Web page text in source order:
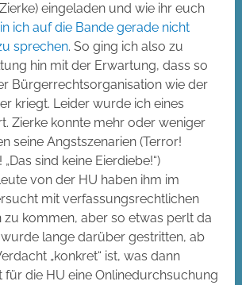
eingeladen und wie ihr euch
ich auf die Bande gerade nicht
sprechen. So ging ich also zu
hin mit der Erwartung, dass so
Bürgerrechtsorganisation wie der
kriegt. Leider wurde ich eines
Zierke konnte mehr oder weniger
seine Angstszenarien (Terror!
sind keine Eierdiebe!“)
von der HU haben ihm im
mit verfassungsrechtlichen
zu kommen, aber so etwas perlt da
lange darüber gestritten, ab
„konkret“ ist, was dann
für die HU eine Onlinedurchsuchung